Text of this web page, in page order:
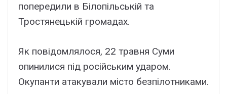
попередили в Білопільській та
Тростянецькій громадах.
Як повідомлялося, 22 травня Суми
опинилися під російським ударом.
Окупанти атакували місто безпілотниками.